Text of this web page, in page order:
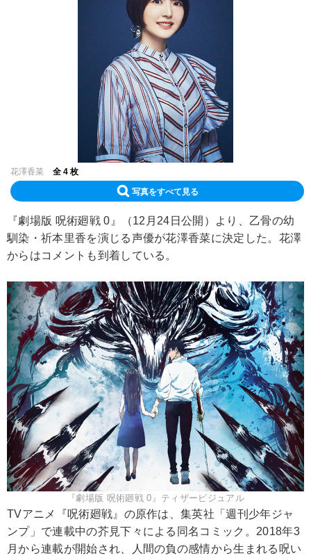
花澤香菜 全 4 枚
写真をすべて見る
『劇場版 呪術廻戦 0』（12月24日公開）より、乙骨の幼
馴染・祈本里香を演じる声優が花澤香菜に決定した。花澤
からはコメントも到着している。
『劇場版 呪術廻戦 0』ティザービジュアル
TVアニメ『呪術廻戦』の原作は、集英社「週刊少年ジャ
ンプ」で連載中の芥見下々による同名コミック。2018年3
月から連載が開始され、人間の負の感情から生まれる呪い